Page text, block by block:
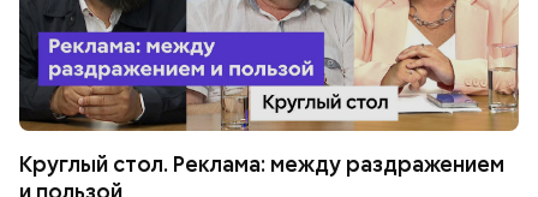
Круглый стол. Реклама: между раздражением